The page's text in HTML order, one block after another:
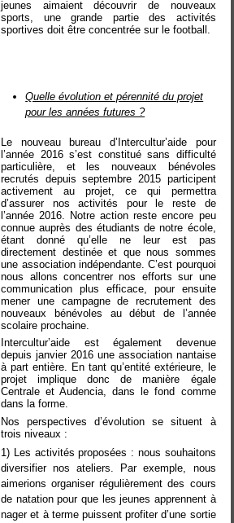
jeunes aimaient découvrir de nouveaux
sports, une grande partie des activités
sportives doit être concentrée sur le football.
Quelle évolution et pérennité du projet
pour les années futures ?
Le nouveau bureau d’Intercultur’aide pour
l’année 2016 s’est constitué sans difficulté
particulière, et les nouveaux bénévoles
recrutés depuis septembre 2015 participent
activement au projet, ce qui permettra
d’assurer nos activités pour le reste de
l’année 2016. Notre action reste encore peu
connue auprès des étudiants de notre école,
étant donné qu’elle ne leur est pas
directement destinée et que nous sommes
une association indépendante. C’est pourquoi
nous allons concentrer nos efforts sur une
communication plus efficace, pour ensuite
mener une campagne de recrutement des
nouveaux bénévoles au début de l’année
scolaire prochaine.
Intercultur’aide est également devenue
depuis janvier 2016 une association nantaise
à part entière. En tant qu’entité extérieure, le
projet implique donc de manière égale
Centrale et Audencia, dans le fond comme
dans la forme.
Nos perspectives d’évolution se situent à
trois niveaux :
1) Les activités proposées : nous souhaitons
diversifier nos ateliers. Par exemple, nous
aimerions organiser régulièrement des cours
de natation pour que les jeunes apprennent à
nager et à terme puissent profiter d’une sortie